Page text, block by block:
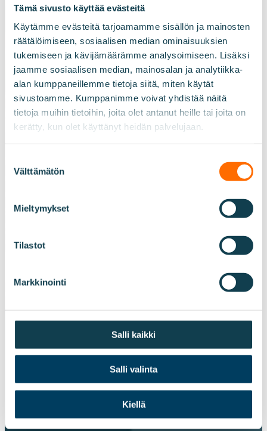
Tämä sivusto käyttää evästeitä
Käytämme evästeitä tarjoamamme sisällön ja mainosten
räätälöimiseen, sosiaalisen median ominaisuuksien
tukemiseen ja kävijämäärämme analysoimiseen. Lisäksi
jaamme sosiaalisen median, mainosalan ja analytiikka-
alan kumppaneillemme tietoja siitä, miten käytät
sivustoamme. Kumppanimme voivat yhdistää näitä
tietoja muihin tietoihin, joita olet antanut heille tai joita on
kerätty, kun olet käyttänyt heidän palvelujaan.
valinta
Välttämätön
Mieltymykset
Tilastot
Markkinointi
Salli kaikki
Salli valinta
Kiellä
12.9.2022
Olemme mukana
Kuntamarkkinoilla